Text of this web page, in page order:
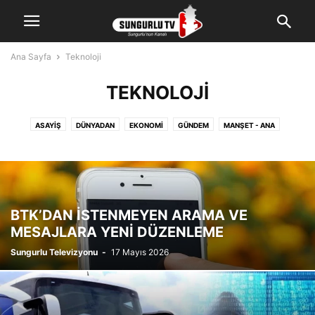
Ana Sayfa Teknoloji
TEKNOLOJI
ASAYIŞ DÜNYADAN EKONOMI GÜNDEM MANŞET - ANA
TEKNOLOJI YEREL
BTK’DAN İSTENMEYEN ARAMA VE
MESAJLARA YENİ DÜZENLEME
Sungurlu Televizyonu - 17 Mayıs 2026